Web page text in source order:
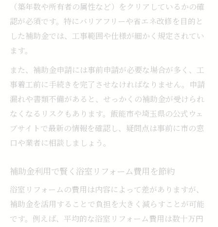
（築年数や所有者の属性など）をクリアしているかの確
認が必須です。特にバリアフリーや省エネ改修を目的と
した補助金では、工事範囲や仕様が細かく規定されてい
ます。
また、補助金申請には事前申請が必要な場合が多く、工
事着工前に手続きを完了させなければなりません。申請
漏れや書類不備があると、せっかくの補助金が受けられ
なくなるリスクもあります。飯能市や埼玉県の公式ウェ
ブサイトで最新の情報を確認し、疑問点は事前に市の窓
口や業者に相談しましょう。
補助金利用で賢く浴室リフォーム費用を節約
浴室リフォームの費用は内容によって差がありますが、
補助金を活用することで負担を大きく減らすことが可能
です。例えば、平均的な浴室リフォーム費用は数十万円